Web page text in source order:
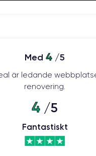
Med 4 /5
är ledande
renovering.
4 /5
Fantastiskt